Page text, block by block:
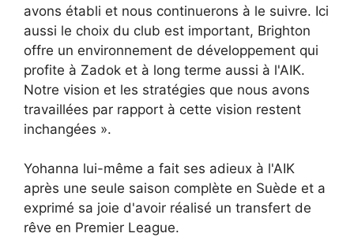
avons établi et nous continuerons à le suivre. Ici
aussi le choix du club est important, Brighton
offre un environnement de développement qui
profite à Zadok et à long terme aussi à l'AIK.
Notre vision et les stratégies que nous avons
travaillées par rapport à cette vision restent
inchangées ».
Yohanna lui-même a fait ses adieux à l'AIK
après une seule saison complète en Suède et a
exprimé sa joie d'avoir réalisé un transfert de
rêve en Premier League.